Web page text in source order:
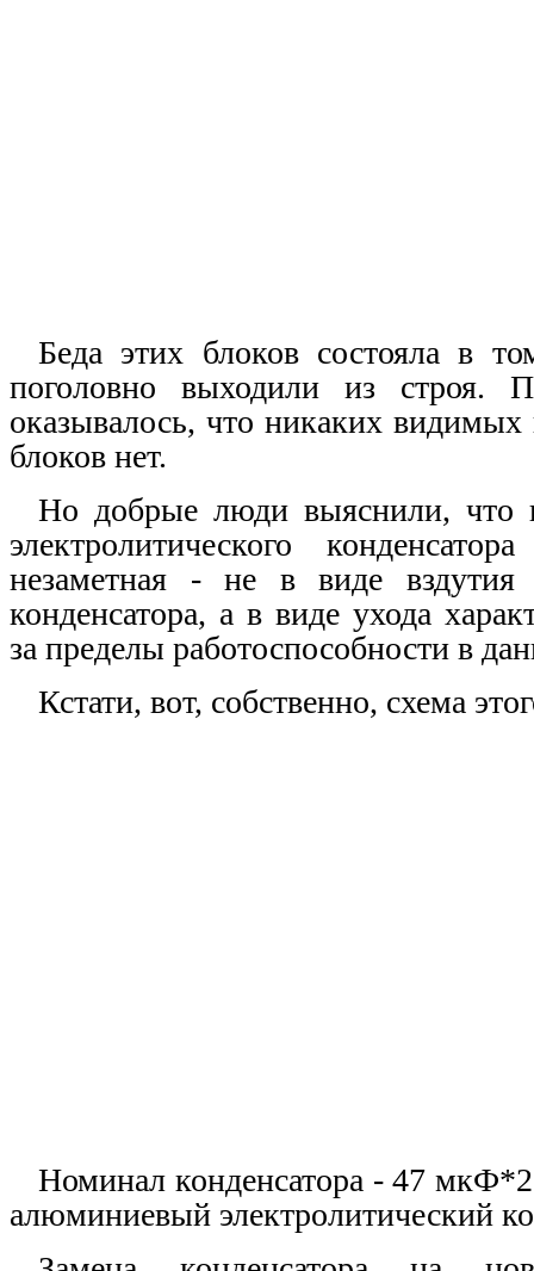
Беда этих блоков состояла в
поголовно выходили из строя.
оказывалось, что никаких
блоков нет.
Но добрые люди выяснили, что
электролитического
незаметная - не в виде вздутия
конденсатора, а в виде ухода
за пределы работоспособности в
Кстати, вот, собственно, схема
Номинал конденсатора - 47
алюминиевый электролитический